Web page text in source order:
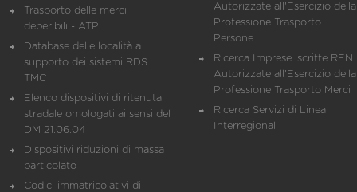
Trasporto delle merci
deperibili - ATP
Database delle località a
supporto dei sistemi RDS
TMC
Elenco dispositivi di ritenuta
stradale omologati ai sensi del
DM 21.06.04
Dispositivi riduzioni di massa
particolato
Codici immatricolativi di
Autorizzate all'Esercizio della
Professione Trasporto
Persone
Ricerca Imprese iscritte REN
Autorizzate all'Esercizio della
Professione Trasporto Merci
Ricerca Servizi di Linea
Interregionali